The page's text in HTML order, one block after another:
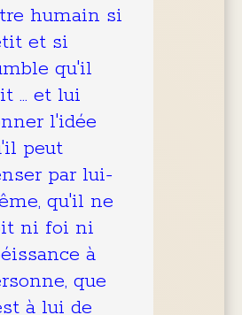
humain si
et si
qu'il
… et lui
l'idée
peut
par lui-
qu'il ne
ni foi ni
à
que
à lui de